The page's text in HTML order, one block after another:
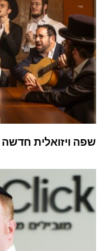
שפה ויזואלית